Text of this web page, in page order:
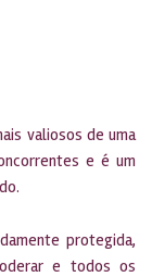
valiosos de uma
e é um
protegida,
e todos os